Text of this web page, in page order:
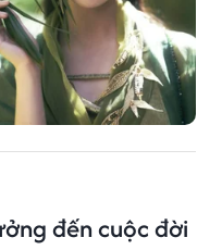
đến cuộc đời